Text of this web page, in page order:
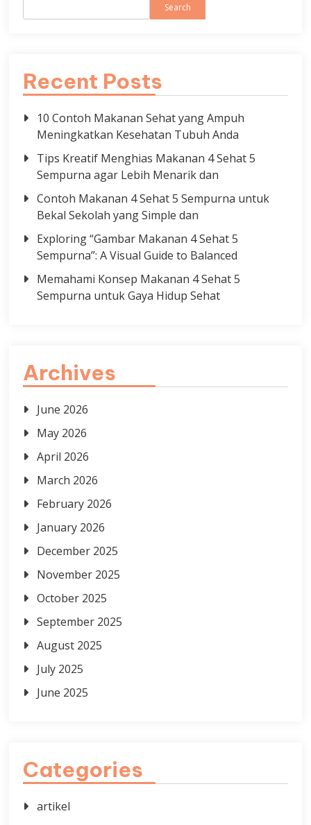
Search
Recent Posts
10 Contoh Makanan Sehat yang Ampuh
Meningkatkan Kesehatan Tubuh Anda
Tips Kreatif Menghias Makanan 4 Sehat 5
Sempurna agar Lebih Menarik dan
Contoh Makanan 4 Sehat 5 Sempurna untuk
Bekal Sekolah yang Simple dan
Exploring “Gambar Makanan 4 Sehat 5
Sempurna”: A Visual Guide to Balanced
Memahami Konsep Makanan 4 Sehat 5
Sempurna untuk Gaya Hidup Sehat
Archives
June 2026
May 2026
April 2026
March 2026
February 2026
January 2026
December 2025
November 2025
October 2025
September 2025
August 2025
July 2025
June 2025
Categories
artikel